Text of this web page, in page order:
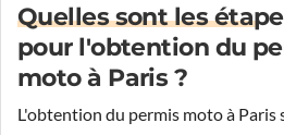
Quelles sont les
pour l'obtention du
moto à Paris ?
L'obtention du permis moto à Paris